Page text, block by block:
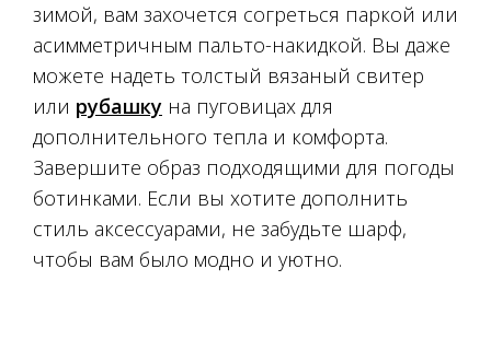
зимой, вам захочется согреться паркой или
асимметричным пальто-накидкой. Вы даже
можете надеть толстый вязаный свитер
или рубашку на пуговицах для
дополнительного тепла и комфорта.
Завершите образ подходящими для погоды
ботинками. Если вы хотите дополнить
стиль аксессуарами, не забудьте шарф,
чтобы вам было модно и уютно.